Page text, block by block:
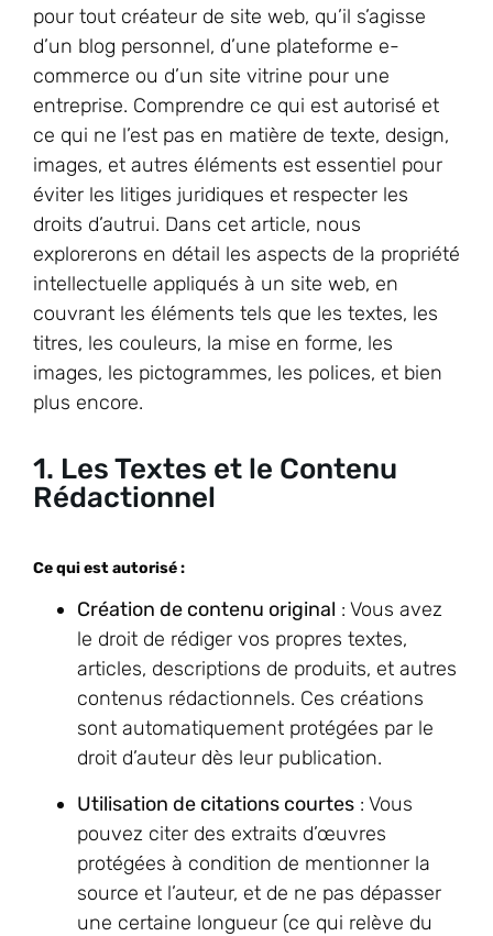
pour tout créateur de site web, qu’il s’agisse
d’un blog personnel, d’une plateforme e-
commerce ou d’un site vitrine pour une
entreprise. Comprendre ce qui est autorisé et
ce qui ne l’est pas en matière de texte, design,
images, et autres éléments est essentiel pour
éviter les litiges juridiques et respecter les
droits d’autrui. Dans cet article, nous
explorerons en détail les aspects de la propriété
intellectuelle appliqués à un site web, en
couvrant les éléments tels que les textes, les
titres, les couleurs, la mise en forme, les
images, les pictogrammes, les polices, et bien
plus encore.
1. Les Textes et le Contenu
Rédactionnel
Ce qui est autorisé :
Création de contenu original : Vous avez
le droit de rédiger vos propres textes,
articles, descriptions de produits, et autres
contenus rédactionnels. Ces créations
sont automatiquement protégées par le
droit d’auteur dès leur publication.
Utilisation de citations courtes : Vous
pouvez citer des extraits d’œuvres
protégées à condition de mentionner la
source et l’auteur, et de ne pas dépasser
une certaine longueur (ce qui relève du